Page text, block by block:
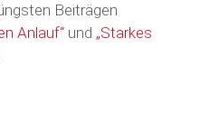
Beiträgen
Anlauf“ und „Starkes